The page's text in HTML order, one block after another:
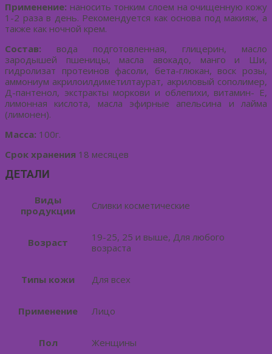
Применение: наносить тонким слоем на очищенную кожу
1-2 раза в день. Рекомендуется как основа под макияж, а
также как ночной крем.
Состав: вода подготовленная, глицерин, масло
зародышей пшеницы, масла авокадо, манго и Ши,
гидролизат протеинов фасоли, бета-глюкан, воск розы,
аммониум акрилоилдиметилтаурат, акриловый сополимер,
Д-пантенол, экстракты моркови и облепихи, витамин- Е,
лимонная кислота, масла эфирные апельсина и лайма
(лимонен).
Масса: 100г.
Срок хранения 18 месяцев
ДЕТАЛИ
Виды
продукции
Сливки косметические
Возраст
19-25, 25 и выше, Для любого
возраста
Типы кожи Для всех
Применение Лицо
Пол Женщины